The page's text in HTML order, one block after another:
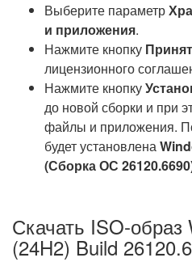
Выберите параметр
и приложения.
Нажмите кнопку
лицензионного
Нажмите кнопку
до новой сборки и при
файлы и приложения.
будет установлена
(Сборка ОС
Скачать ISO-образ
(24H2) Build